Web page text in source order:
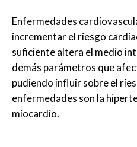
Enfermedades
incrementar el riesgo
suficiente altera el medio
demás parámetros que
pudiendo influir sobre el
enfermedades son la
miocardio.